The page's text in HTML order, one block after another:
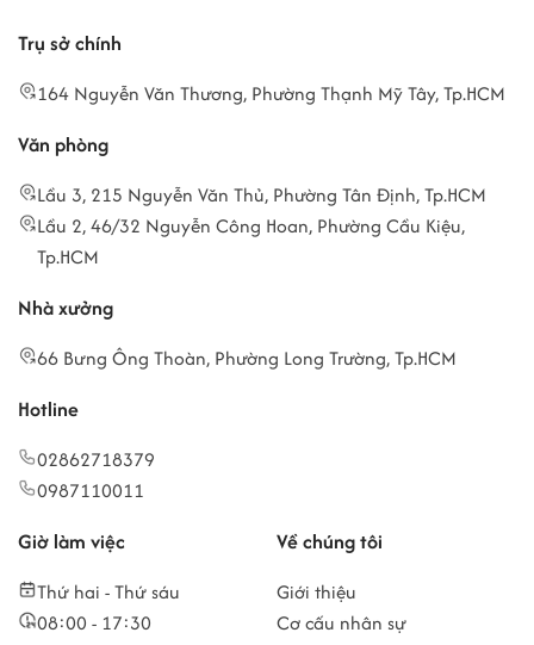
Trụ sở chính
164 Nguyễn Văn Thương, Phường Thạnh Mỹ Tây, Tp.HCM
Văn phòng
Lầu 3, 215 Nguyễn Văn Thủ, Phường Tân Định, Tp.HCM
Lầu 2, 46/32 Nguyễn Công Hoan, Phường Cầu Kiệu,
Tp.HCM
Nhà xưởng
66 Bưng Ông Thoàn, Phường Long Trường, Tp.HCM
Hotline
02862718379
0987110011
Giờ làm việc
Thứ hai - Thứ sáu
08:00 - 17:30
Về chúng tôi
Giới thiệu
Cơ cấu nhân sự